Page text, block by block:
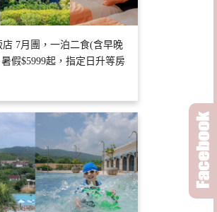
店 7月團，一泊二食(含早晚
假$5999起，指定日升等房